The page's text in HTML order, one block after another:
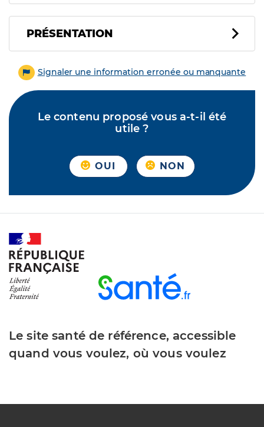
PRÉSENTATION
Signaler une information erronée ou manquante
Le contenu proposé vous a-t-il été
utile ?
OUI NON
Le site santé de référence, accessible
quand vous voulez, où vous voulez